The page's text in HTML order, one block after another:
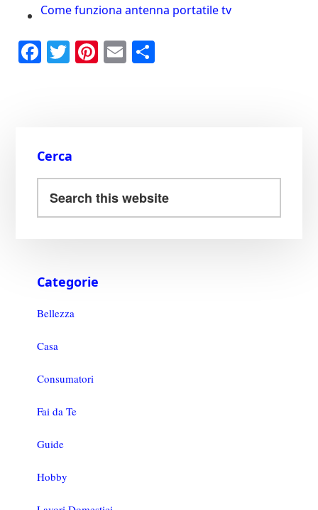
Come funziona antenna portatile tv
Fa T Pi E
Cerca
Categorie
Bellezza
Casa
Consumatori
Fai da Te
Guide
Hobby